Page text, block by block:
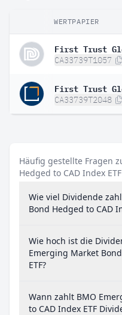
WERTPAPIER
CA33739T1057
CA33739T2048
Häufig gestellte Fragen
Hedged to CAD Index ETF
Wie viel Dividende
Bond Hedged to CAD
Wie hoch ist die
Emerging Market
ETF?
Wann zahlt BMO
to CAD Index ETF